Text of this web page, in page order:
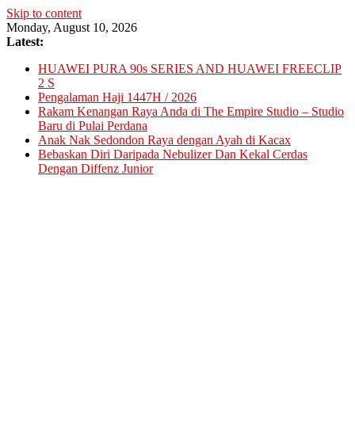
Skip to content
Monday, August 10, 2026
Latest:
HUAWEI PURA 90s SERIES AND HUAWEI FREECLIP
2 S
Pengalaman Haji 1447H / 2026
Rakam Kenangan Raya Anda di The Empire Studio – Studio
Baru di Pulai Perdana
Anak Nak Sedondon Raya dengan Ayah di Kacax
Bebaskan Diri Daripada Nebulizer Dan Kekal Cerdas
Dengan Diffenz Junior